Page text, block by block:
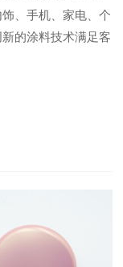
、手机、家电、个
的涂料技术满足客